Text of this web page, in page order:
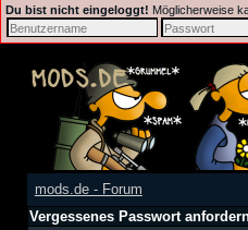
Du bist nicht eingeloggt! Möglicherweise
mods.de - Forum
Vergessenes Passwort